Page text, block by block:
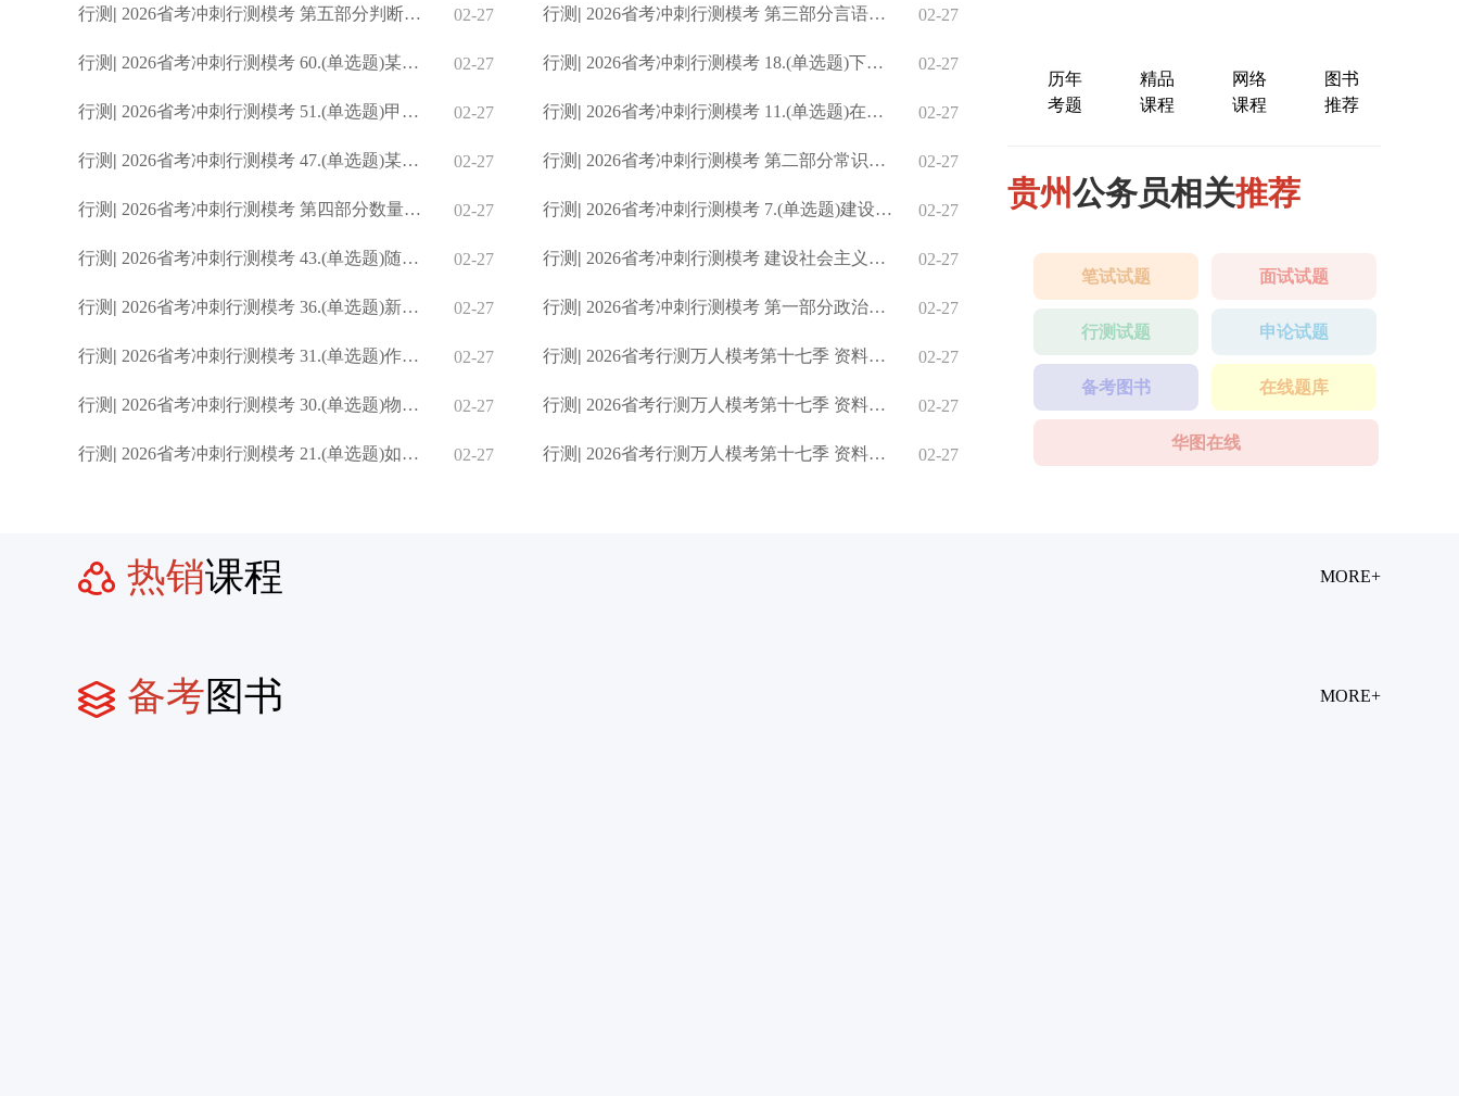
行测 | 2026省考冲刺行测模考 第五部分判断推理 02-27
行测 | 2026省考冲刺行测模考 60.(单选题)某网上电商平台举办“618” 02-27
行测 | 2026省考冲刺行测模考 51.(单选题)甲、乙两个车间共有94个工 02-27
行测 | 2026省考冲刺行测模考 47.(单选题)某单位职工50人，在单位举 02-27
行测 | 2026省考冲刺行测模考 第四部分数量关系 02-27
行测 | 2026省考冲刺行测模考 43.(单选题)随着我国产业转型升级和经 02-27
行测 | 2026省考冲刺行测模考 36.(单选题)新一轮科技革命和产业变革深 02-27
行测 | 2026省考冲刺行测模考 31.(单选题)作为社会生活的有机组成部 02-27
行测 | 2026省考冲刺行测模考 30.(单选题)物质文明和精神文明是推进 02-27
行测 | 2026省考冲刺行测模考 21.(单选题)如果习惯了已有的方法、停 02-27
行测 | 2026省考冲刺行测模考 第三部分言语理解与表达 02-27
行测 | 2026省考冲刺行测模考 18.(单选题)下列历史事件按时间先后排 02-27
行测 | 2026省考冲刺行测模考 11.(单选题)在日常生活急救常识中，正确 02-27
行测 | 2026省考冲刺行测模考 第二部分常识判断 02-27
行测 | 2026省考冲刺行测模考 7.(单选题)建设文化强国，事关中国式现 02-27
行测 | 2026省考冲刺行测模考 建设社会主义文化强国是实现中华民族伟 02-27
行测 | 2026省考冲刺行测模考 第一部分政治理论 02-27
行测 | 2026省考行测万人模考第十七季 资料分析（四） 02-27
行测 | 2026省考行测万人模考第十七季 资料分析（三） 02-27
行测 | 2026省考行测万人模考第十七季 资料分析（二） 02-27
历年
考题
精品
课程
网络
课程
图书
推荐
贵州公务员相关推荐
笔试试题 面试试题
行测试题 申论试题
备考图书 在线题库
华图在线
热销课程 MORE+
备考图书 MORE+